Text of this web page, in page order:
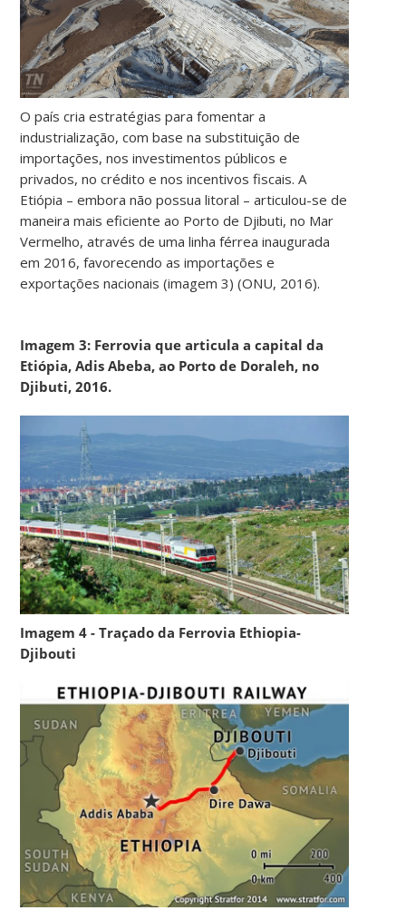
O país cria estratégias para fomentar a
industrialização, com base na substituição de
importações, nos investimentos públicos e
privados, no crédito e nos incentivos fiscais. A
Etiópia – embora não possua litoral – articulou-se de
maneira mais eficiente ao Porto de Djibuti, no Mar
Vermelho, através de uma linha férrea inaugurada
em 2016, favorecendo as importações e
exportações nacionais (imagem 3) (ONU, 2016).
Imagem 3: Ferrovia que articula a capital da
Etiópia, Adis Abeba, ao Porto de Doraleh, no
Djibuti, 2016.
Imagem 4 - Traçado da Ferrovia Ethiopia-
Djibouti